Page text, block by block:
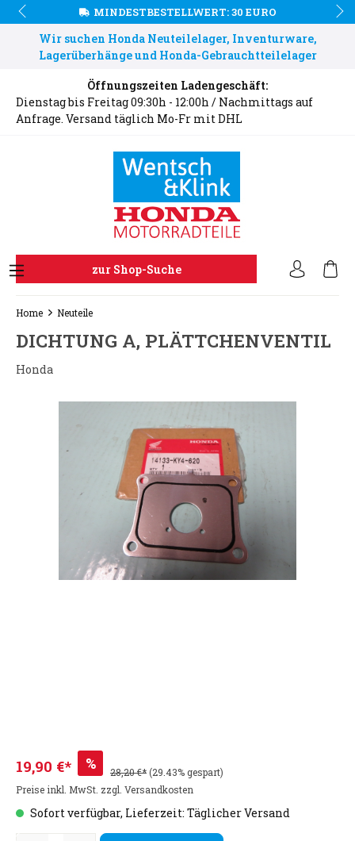
MINDESTBESTELLWERT: 30 EURO
Wir suchen Honda Neuteilelager, Inventurware,
Lagerüberhänge und Honda-Gebrauchtteilelager
Öffnungszeiten Ladengeschäft:
Dienstag bis Freitag 09:30h - 12:00h / Nachmittags auf
Anfrage. Versand täglich Mo-Fr mit DHL
zur Shop-Suche
Home Neuteile
DICHTUNG A, PLÄTTCHENVENTIL
Honda
19,90 €* % 28,20 €*(29.43% gespart)
Preise inkl. MwSt. zzgl. Versandkosten
Sofort verfügbar, Lieferzeit: Täglicher Versand